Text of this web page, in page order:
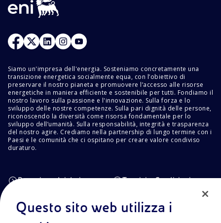
Siamo un'impresa dell'energia. Sosteniamo concretamente una
transizione energetica socialmente equa, con l’obiettivo di
preservare il nostro pianeta e promuovere l’accesso alle risorse
energetiche in maniera efficiente e sostenibile per tutti. Fondiamo il
nostro lavoro sulla passione e l'innovazione. Sulla forza e lo
sviluppo delle nostre competenze. Sulla pari dignità delle persone,
riconoscendo la diversità come risorsa fondamentale per lo
sviluppo dell’umanità. Sulla responsabilità, integrità e trasparenza
del nostro agire. Crediamo nella partnership di lungo termine con i
Paesi e le comunità che ci ospitano per creare valore condiviso
duraturo.
Protezione dei dati Termini e Condizioni
Questo sito web utilizza i